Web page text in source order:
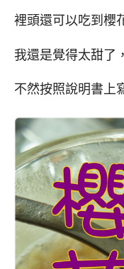
裡頭還可以吃到櫻
我還是覺得太甜了
不然按照說明書上